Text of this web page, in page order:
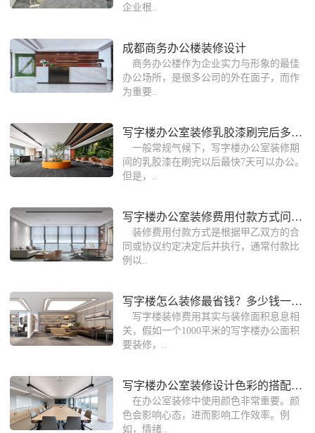
企业根..
成都商务办公楼装修设计
商务办公楼作为企业实力与形象的最佳
办公场所，是很多公司的外在面子，而作
为重要..
写字楼办公室装修乳胶漆刷完后多久可以
一般常规气候下，写字楼办公室装修期
间的乳胶漆在刷完以后最快7天可以办公。
但是，..
写字楼办公室装修费用付款方式问题答疑
装修费用付款方式是根据甲乙双方的合
同或协议约定决定后并执行，通常付款比
例以..
写字楼怎么装修最省钱？多少钱一个平方
写字楼装修费用其实与装修面积息息相
关，假如一个1000平米的写字楼办公面积
要装修，..
写字楼办公室装修设计色彩的搭配技巧
在办公室装修中使用颜色非常重要。颜
色会影响心态，进而影响工作效率。例
如，情绪..